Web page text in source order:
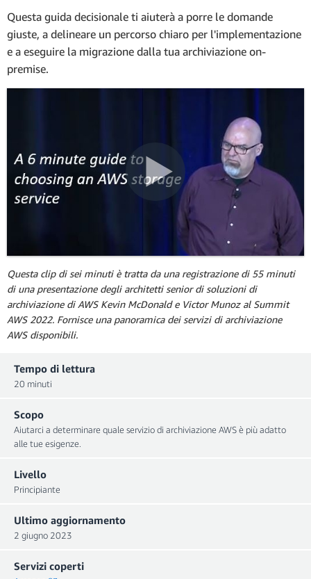
Questa guida decisionale ti aiuterà a porre le domande
giuste, a delineare un percorso chiaro per l'implementazione
e a eseguire la migrazione dalla tua archiviazione on-
premise.
Questa clip di sei minuti è tratta da una registrazione di 55 minuti
di una presentazione degli architetti senior di soluzioni di
archiviazione di AWS Kevin McDonald e Victor Munoz al Summit
AWS 2022. Fornisce una panoramica dei servizi di archiviazione
AWS disponibili.
Tempo di lettura
20 minuti
Scopo
Aiutarci a determinare quale servizio di archiviazione AWS è più adatto
alle tue esigenze.
Livello
Principiante
Ultimo aggiornamento
2 giugno 2023
Servizi coperti